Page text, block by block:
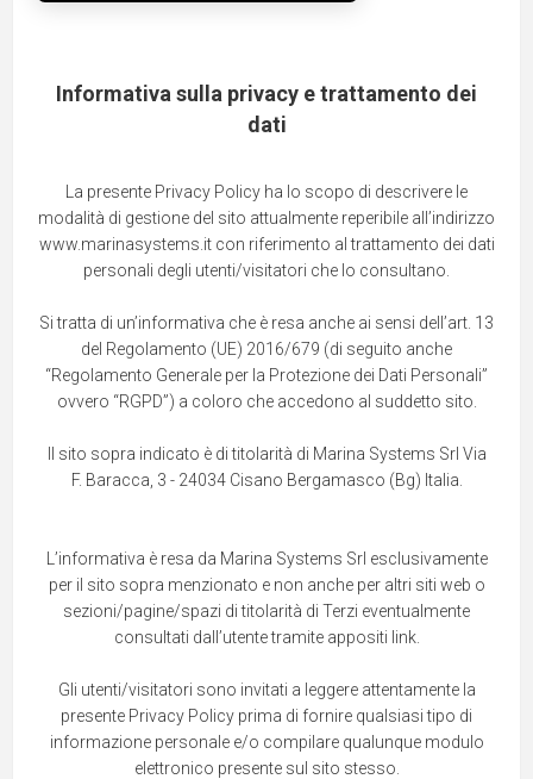
Informativa sulla privacy e trattamento dei
dati
La presente Privacy Policy ha lo scopo di descrivere le
modalità di gestione del sito attualmente reperibile all’indirizzo
www.marinasystems.it con riferimento al trattamento dei dati
personali degli utenti/visitatori che lo consultano.
Si tratta di un’informativa che è resa anche ai sensi dell’art. 13
del Regolamento (UE) 2016/679 (di seguito anche
“Regolamento Generale per la Protezione dei Dati Personali”
ovvero “RGPD”) a coloro che accedono al suddetto sito.
Il sito sopra indicato è di titolarità di Marina Systems Srl Via
F. Baracca, 3 - 24034 Cisano Bergamasco (Bg) Italia.
L’informativa è resa da Marina Systems Srl esclusivamente
per il sito sopra menzionato e non anche per altri siti web o
sezioni/pagine/spazi di titolarità di Terzi eventualmente
consultati dall’utente tramite appositi link.
Gli utenti/visitatori sono invitati a leggere attentamente la
presente Privacy Policy prima di fornire qualsiasi tipo di
informazione personale e/o compilare qualunque modulo
elettronico presente sul sito stesso.